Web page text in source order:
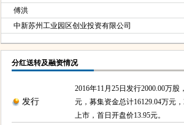
傅洪
中新苏州工业园区创业投资有限公司
分红送转及融资情况
发行
2016年11月25日发行2000.00万股
元，募集资金总计16129.04万元
上市，首日开盘价13.95元。